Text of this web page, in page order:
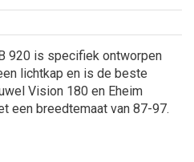
920 is specifiek ontworpen
lichtkap en is de beste
Vision 180 en Eheim
een breedtemaat van 87-97.